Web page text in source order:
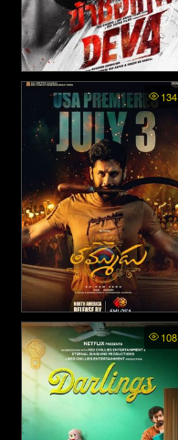
Deva - ข้าชื่อเทพ (2025)
134
Thammudu - น้องรัก (2025)
108